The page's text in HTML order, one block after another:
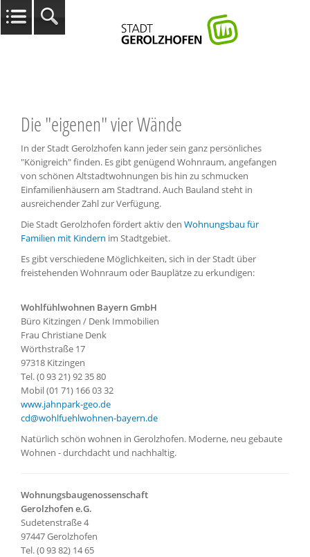
Die "eigenen" vier Wände
In der Stadt Gerolzhofen kann jeder sein ganz persönliches
"Königreich" finden. Es gibt genügend Wohnraum, angefangen
von schönen Altstadtwohnungen bis hin zu schmucken
Einfamilienhäusern am Stadtrand. Auch Bauland steht in
ausreichender Zahl zur Verfügung.
Die Stadt Gerolzhofen fördert aktiv den Wohnungsbau für
Familien mit Kindern im Stadtgebiet.
Es gibt verschiedene Möglichkeiten, sich in der Stadt über
freistehenden Wohnraum oder Bauplätze zu erkundigen:
Wohlfühlwohnen Bayern GmbH
Büro Kitzingen / Denk Immobilien
Frau Christiane Denk
Wörthstraße 17
97318 Kitzingen
Tel. (0 93 21) 92 35 80
Mobil (01 71) 166 03 32
www.jahnpark-geo.de
cd@wohlfuehlwohnen-bayern.de
Natürlich schön wohnen in Gerolzhofen. Moderne, neu gebaute
Wohnen - durchdacht und nachhaltig.
Wohnungsbaugenossenschaft
Gerolzhofen e.G.
Sudetenstraße 4
97447 Gerolzhofen
Tel. (0 93 82) 14 65